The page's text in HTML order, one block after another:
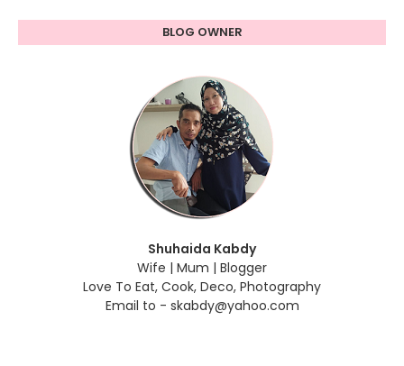
BLOG OWNER
Shuhaida Kabdy
Wife | Mum | Blogger
Love To Eat, Cook, Deco, Photography
Email to - skabdy@yahoo.com